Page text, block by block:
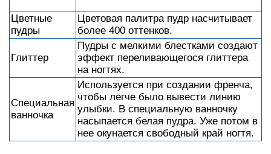
Цветные
пудры
Цветовая палитра пудр насчитывает
более 400 оттенков.
Глиттер
Пудры с мелкими блестками создают
эффект переливающегося глиттера
на ногтях.
Специальная
ванночка
Используется при создании френча,
чтобы легче было вывести линию
улыбки. В специальную ванночку
насыпается белая пудра. Уже потом в
нее окунается свободный край ногтя.